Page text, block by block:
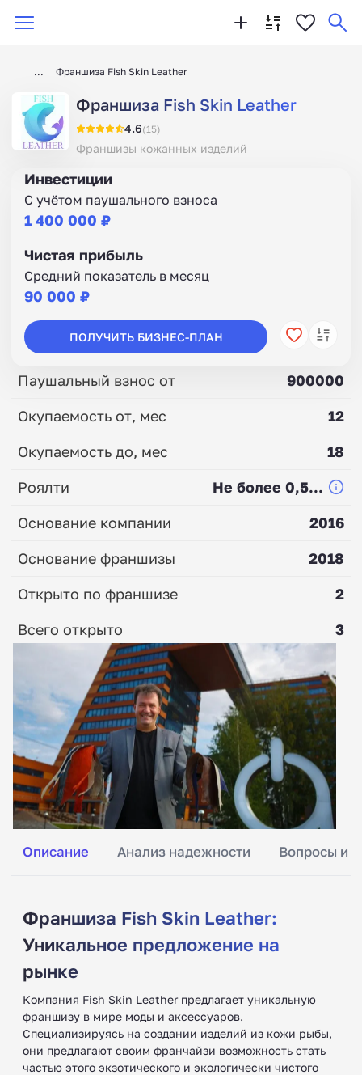
Франшиза Fish Skin Leather
Франшиза Fish Skin Leather
4.6(15)
Франшизы кожанных изделий
Описание Анализ надежности Вопросы и
Франшиза Fish Skin Leather:
Уникальное предложение на
рынке
Компания Fish Skin Leather предлагает уникальную
франшизу в мире моды и аксессуаров.
Специализируясь на создании изделий из кожи рыбы,
они предлагают своим франчайзи возможность стать
частью этого экзотического и экологически чистого
Инвестиции
С учётом паушального взноса
1 400 000 ₽
Чистая прибыль
Средний показатель в месяц
90 000 ₽
ПОЛУЧИТЬ БИЗНЕС-ПЛАН
Паушальный взнос от
900000
Окупаемость от, мес
12
Окупаемость до, мес
18
Роялти
Не более 0,5...
Основание компании
2016
Основание франшизы
2018
Открыто по франшизе
2
Всего открыто
3